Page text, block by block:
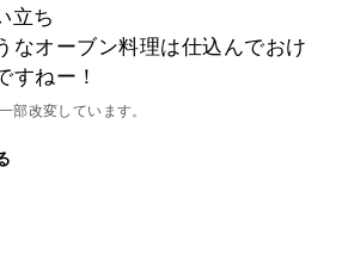
立ち
なオーブン料理は仕込んでおけ
すねー！
部改変しています。